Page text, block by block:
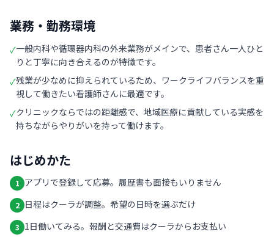
業務・勤務環境
✓一般内科や循環器内科の外来業務がメインで、患者さん一人ひと
りと丁寧に向き合えるのが特徴です。
✓残業が少なめに抑えられているため、ワークライフバランスを重
視して働きたい看護師さんに最適です。
✓クリニックならではの距離感で、地域医療に貢献している実感を
持ちながらやりがいを持って働けます。
はじめかた
1 アプリで登録して応募。履歴書も面接もいりません
2 日程はクーラが調整。希望の日時を選ぶだけ
3 1日働いてみる。報酬と交通費はクーラからお支払い